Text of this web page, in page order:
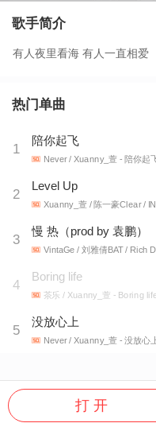
歌手简介
有人夜里看海 有人一直相爱
热门单曲
1
陪你起飞
Never / Xuanny_萱 - 陪你起
2
Level Up
Xuanny_萱 / 陈一豪Clear /
3
慢 热（prod by 袁鹏）
VintaGe / 刘雅倩BAT / Rich
4
Boring life
茶乐 / Xuanny_萱 - Boring life
5
没放心上
Never / Xuanny_萱 - 没放心
打 开